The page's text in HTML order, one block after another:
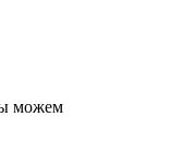
можем